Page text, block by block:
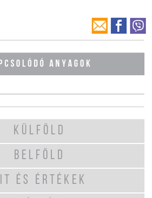
ANYAGOK
KÜLFÖLD
BELFÖLD
ÉS ÉRTÉKEK